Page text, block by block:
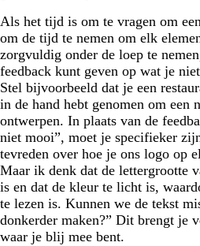
Als het tijd is om te vragen om
om de tijd te nemen om elk
zorgvuldig onder de loep te
feedback kunt geven op wat je
Stel bijvoorbeeld dat je een
in de hand hebt genomen om een
ontwerpen. In plaats van de
niet mooi”, moet je specifieker
tevreden over hoe je ons logo op
Maar ik denk dat de lettergrootte
is en dat de kleur te licht is,
te lezen is. Kunnen we de tekst
donkerder maken?” Dit brengt je
waar je blij mee bent.